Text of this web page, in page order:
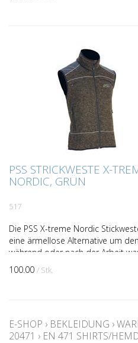
PSS STRICKWESTE X-
NORDIC, GRÜN
517
Die PSS X-treme Nordic
eine ärmellose Alternative um
während oder nach der Arbeit
halten. Durch den Verzicht der
ergibt sich eine ...
100.00 / Stk.
E-SHOP › BEKLEIDUNG ›
20471 › EN 471 SHIRTS/